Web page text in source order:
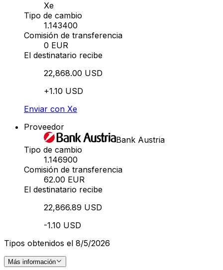
Xe
Tipo de cambio
1.143400
Comisión de transferencia
0 EUR
El destinatario recibe
22,868.00 USD
+1.10 USD
Enviar con Xe
Proveedor
Bank Austria
Tipo de cambio
1.146900
Comisión de transferencia
62.00 EUR
El destinatario recibe
22,866.89 USD
-1.10 USD
Tipos obtenidos el 8/5/2026
Más información